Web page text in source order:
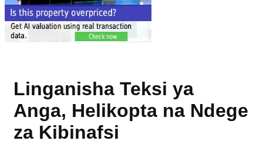
Linganisha Teksi ya
Anga, Helikopta na Ndege
za Kibinafsi